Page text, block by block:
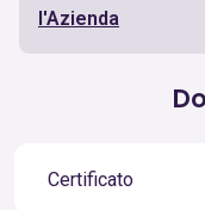
l'Azienda
Certificato